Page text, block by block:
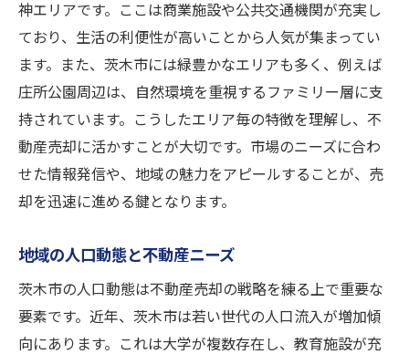
神エリアです。ここは商業施設や公共交通機関が充実し
ており、生活の利便性が高いことから人気が集まってい
ます。また、茨木市には緑豊かなエリアも多く、例えば
庄所公園周辺は、自然環境を重視するファミリー層に支
持されています。こうしたエリア毎の特徴を理解し、不
動産売却に活かすことが大切です。市場のニーズに合わ
せた情報発信や、地域の魅力をアピールすることが、売
却を迅速に進める鍵となります。
地域の人口動態と不動産ニーズ
茨木市の人口動態は不動産売却の戦略を練る上で重要な
要素です。近年、茨木市は若い世代の人口流入が増加傾
向にあります。これは大学が複数存在し、教育施設が充